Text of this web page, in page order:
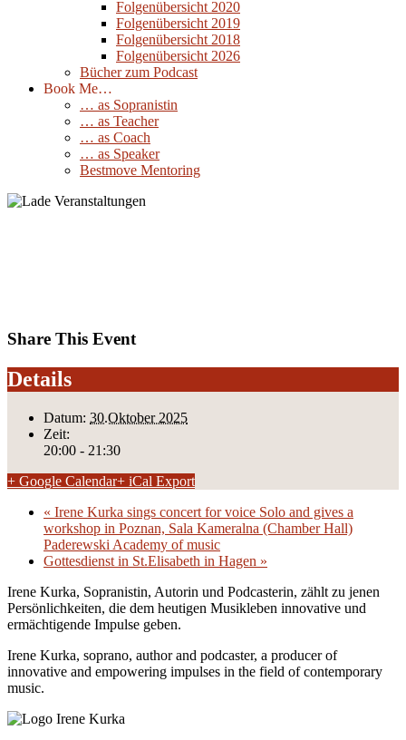
Folgenübersicht 2020
Folgenübersicht 2019
Folgenübersicht 2018
Folgenübersicht 2026
Bücher zum Podcast
Book Me…
… as Sopranistin
… as Teacher
… as Coach
… as Speaker
Bestmove Mentoring
Share This Event
Details
Datum: 30.Oktober 2025
Zeit:
20:00 - 21:30
+ Google Calendar+ iCal Export
« Irene Kurka sings concert for voice Solo and gives a
workshop in Poznan, Sala Kameralna (Chamber Hall)
Paderewski Academy of music
Gottesdienst in St.Elisabeth in Hagen »
Irene Kurka, Sopranistin, Autorin und Podcasterin, zählt zu jenen
Persönlichkeiten, die dem heutigen Musikleben innovative und
ermächtigende Impulse geben.
Irene Kurka, soprano, author and podcaster, a producer of
innovative and empowering impulses in the field of contemporary
music.